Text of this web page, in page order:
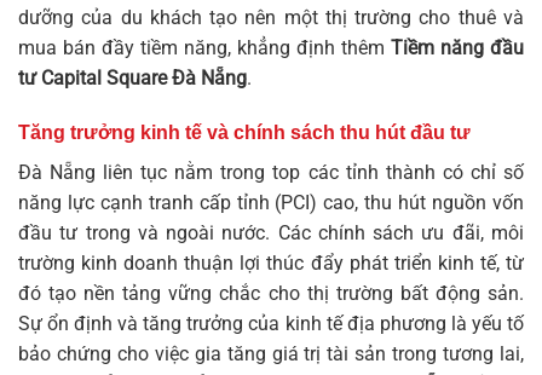
dưỡng của du khách tạo nên một thị trường cho thuê và
mua bán đầy tiềm năng, khẳng định thêm Tiềm năng đầu
tư Capital Square Đà Nẵng.
Tăng trưởng kinh tế và chính sách thu hút đầu tư
Đà Nẵng liên tục nằm trong top các tỉnh thành có chỉ số
năng lực cạnh tranh cấp tỉnh (PCI) cao, thu hút nguồn vốn
đầu tư trong và ngoài nước. Các chính sách ưu đãi, môi
trường kinh doanh thuận lợi thúc đẩy phát triển kinh tế, từ
đó tạo nền tảng vững chắc cho thị trường bất động sản.
Sự ổn định và tăng trưởng của kinh tế địa phương là yếu tố
bảo chứng cho việc gia tăng giá trị tài sản trong tương lai,